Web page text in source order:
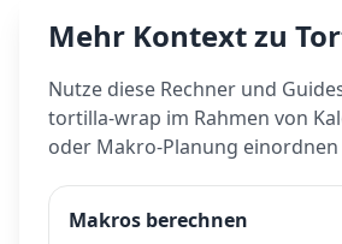
Mehr Kontext zu
Nutze diese Rechner und
tortilla-wrap im Rahmen von
oder Makro-Planung
Makros berechnen